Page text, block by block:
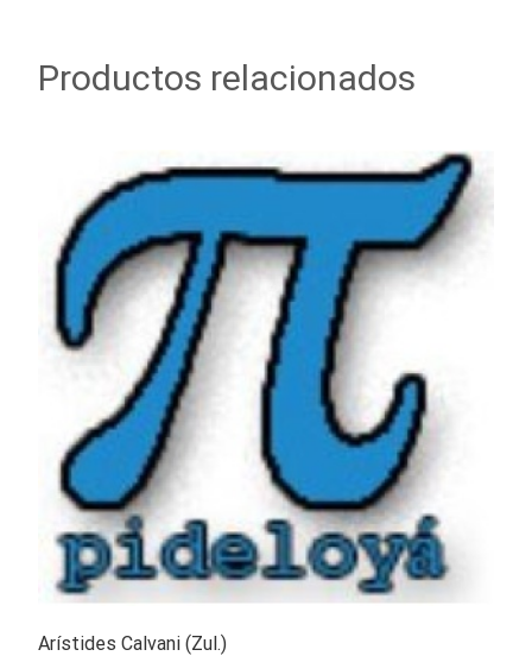
Productos relacionados
Arístides Calvani (Zul.)